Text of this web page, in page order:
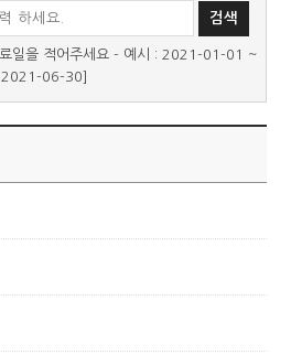
료일을 적어주세요 - 예시 : 2021-01-01 ~
2021-06-30]